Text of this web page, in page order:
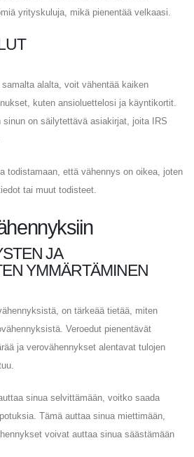
yrityskuluja, mikä pienentää velkaasi.
alalta, voit vähentää kaiken
kuten ansioluettelosi ja käyntikortit.
on säilytettävä asiakirjat, joita IRS
todistamaan, että vähennys on oikea, joten
tai muut todisteet.
JA
YMMÄRTÄMINEN
on tärkeää tietää, miten
Veroedut pienentävät
ja verovähennykset alentavat tulojen
sinua selvittämään, voitko saada
Tämä auttaa sinua miettimään,
voivat auttaa sinua säästämään